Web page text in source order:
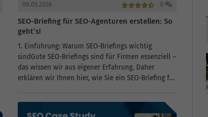
09.05.2026 0
SEO-Briefing für SEO-Agenturen erstellen: So
geht’s!
1. Einführung: Warum SEO-Briefings wichtig
sindGute SEO-Briefings sind für Firmen essenziell –
das wissen wir aus eigener Erfahrung. Daher
erklären wir Ihnen hier, wie Sie ein SEO-Briefing für